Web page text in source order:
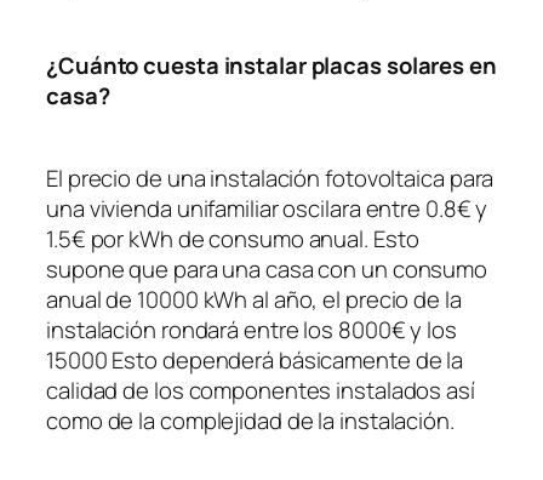
¿Cuánto cuesta instalar placas solares en
casa?
El precio de una instalación fotovoltaica para
una vivienda unifamiliar oscilara entre 0.8€ y
1.5€ por kWh de consumo anual. Esto
supone que para una casa con un consumo
anual de 10000 kWh al año, el precio de la
instalación rondará entre los 8000€ y los
15000 Esto dependerá básicamente de la
calidad de los componentes instalados así
como de la complejidad de la instalación.